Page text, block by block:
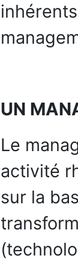
UN
Le
activité
sur la